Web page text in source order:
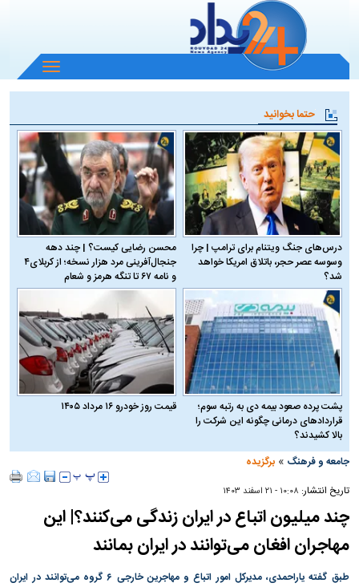
باز
و
منو
حتما بخوانید
درس‌های جنگ ویتنام برای ترامپ | چرا
وسوسه عصر حجر، باتلاق امریکا خواهد
شد؟
محسن رضایی کیست؟ | چند دهه
جنجال‌آفرینی مرد هزار نسخه؛ از کربلای۴
و نامه ۶۷ تا تنگه هرمز و شعام
پشت پرده صعود بیمه دی به رتبه سوم؛
قراردادهای درمانی چگونه این شرکت را
بالا کشیدند؟
قیمت روز خودرو ۱۶ مرداد ۱۴۰۵
جامعه و فرهنگ »برگزیده
تاریخ انتشار: ۱۰:۰۸ - ۲۱ اسفند ۱۴۰۳
چند میلیون اتباع در ایران زندگی می‌کنند؟| این
مهاجران افغان می‌توانند در ایران بمانند
طبق گفته یاراحمدی، مدیرکل امور اتباع و مهاجرین خارجی ۶ گروه می‌توانند در ایران